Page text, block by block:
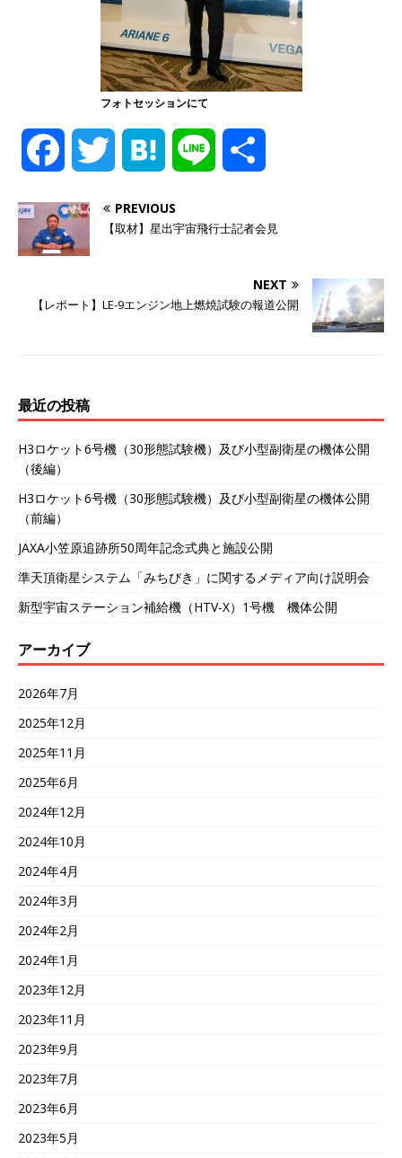
フォトセッションにて
c
o
k
i t n
PREVIOUS
【取材】星出宇宙飛行士記者会見
NEXT
【レポート】LE-9エンジン地上燃焼試験の報道公開
最近の投稿
H3ロケット6号機（30形態試験機）及び小型副衛星の機体公開
（後編）
H3ロケット6号機（30形態試験機）及び小型副衛星の機体公開
（前編）
JAXA小笠原追跡所50周年記念式典と施設公開
準天頂衛星システム「みちびき」に関するメディア向け説明会
新型宇宙ステーション補給機（HTV-X）1号機 機体公開
アーカイブ
2026年7月
2025年12月
2025年11月
2025年6月
2024年12月
2024年10月
2024年4月
2024年3月
2024年2月
2024年1月
2023年12月
2023年11月
2023年9月
2023年7月
2023年6月
2023年5月